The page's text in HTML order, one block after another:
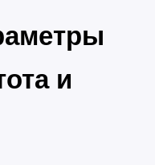
и